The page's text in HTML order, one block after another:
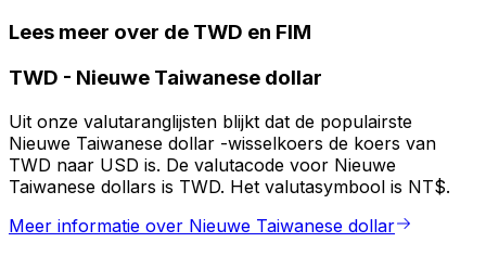
Lees meer over de TWD en FIM
TWD - Nieuwe Taiwanese dollar
Uit onze valutaranglijsten blijkt dat de populairste
Nieuwe Taiwanese dollar -wisselkoers de koers van
TWD naar USD is. De valutacode voor Nieuwe
Taiwanese dollars is TWD. Het valutasymbool is NT$.
Meer informatie over Nieuwe Taiwanese dollar